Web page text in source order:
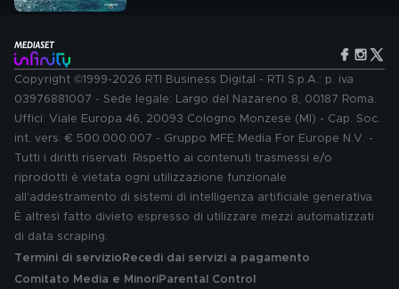
Copyright ©1999-2026 RTI Business Digital - RTI S.p.A.: p. iva
03976881007 - Sede legale: Largo del Nazareno 8, 00187 Roma.
Uffici: Viale Europa 46, 20093 Cologno Monzese (MI) - Cap. Soc.
int. vers. € 500.000.007 - Gruppo MFE Media For Europe N.V. -
Tutti i diritti riservati. Rispetto ai contenuti trasmessi e/o
riprodotti è vietata ogni utilizzazione funzionale
all'addestramento di sistemi di intelligenza artificiale generativa.
È altresì fatto divieto espresso di utilizzare mezzi automatizzati
di data scraping.
Termini di servizio Recedi dai servizi a pagamento
Comitato Media e MinoriParental Control